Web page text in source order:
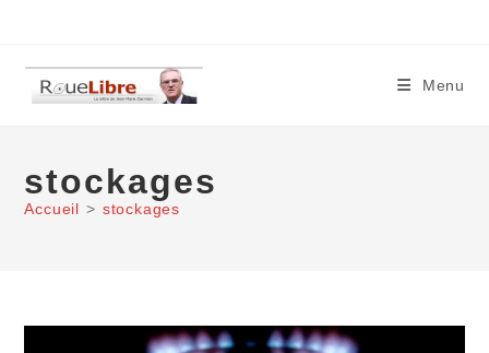
content
Menu
stockages
Accueil > stockages